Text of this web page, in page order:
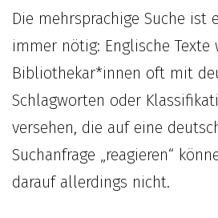
Die mehrsprachige Suche ist
immer nötig: Englische Texte
Bibliothekar*innen oft mit
Schlagworten oder
versehen, die auf eine
Suchanfrage „reagieren“
darauf allerdings nicht.